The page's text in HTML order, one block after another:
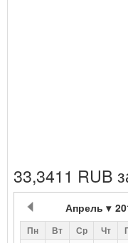
33,3411 RUB
Апрель
Пн Вт Ср Чт